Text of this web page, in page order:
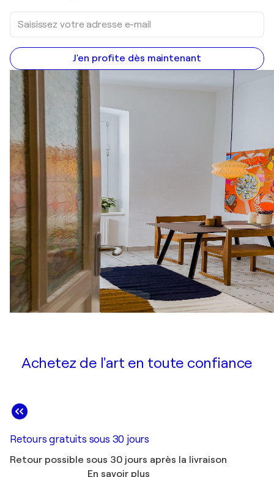
J'en profite dès maintenant
Achetez de l'art en toute confiance
Retours gratuits sous 30 jours
Retour possible sous 30 jours après la livraison
En savoir plus